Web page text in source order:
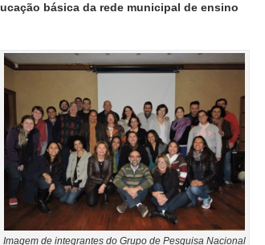
básica da rede municipal de ensino
Imagem de integrantes do Grupo de Pesquisa Nacional